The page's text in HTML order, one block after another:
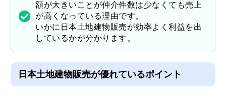
額が大きいことが仲介件数は少なくても売上
が高くなっている理由です。
いかに日本土地建物販売が効率よく利益を出
しているかが分かります。
日本土地建物販売が優れているポイント